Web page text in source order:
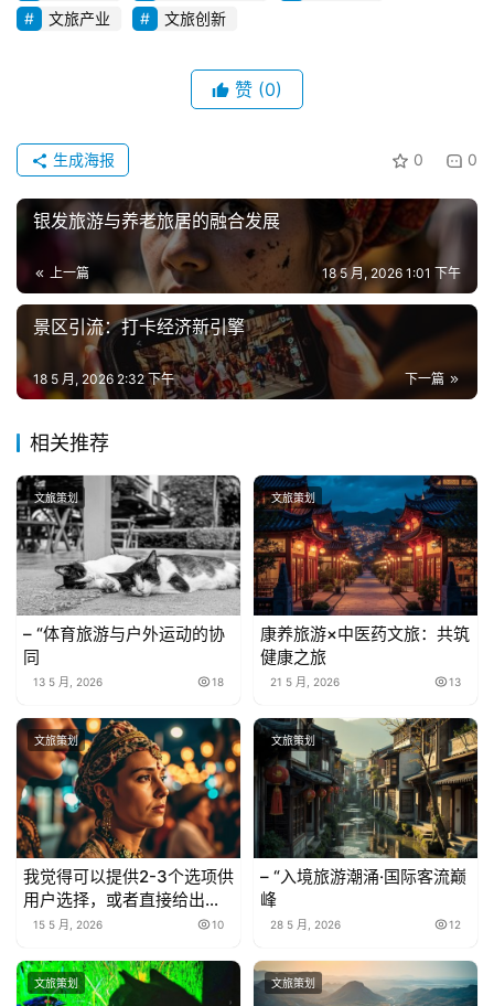
文旅产业
文旅创新
赞 (0)
0 0
生成海报
银发旅游与养老旅居的融合发展
上一篇 18 5 月, 2026 1:01 下午
景区引流：打卡经济新引擎
下一篇
18 5 月, 2026 2:32 下午
相关推荐
文旅策划
– “体育旅游与户外运动的协
同
13 5 月, 2026 18
文旅策划
康养旅游×中医药文旅：共筑
健康之旅
21 5 月, 2026 13
文旅策划
我觉得可以提供2-3个选项供
用户选择，或者直接给出一
个最优选项。考虑到用户说”
15 5 月, 2026 10
文旅策划
– “入境旅游潮涌·国际客流巅
峰
28 5 月, 2026 12
文旅策划 文旅策划